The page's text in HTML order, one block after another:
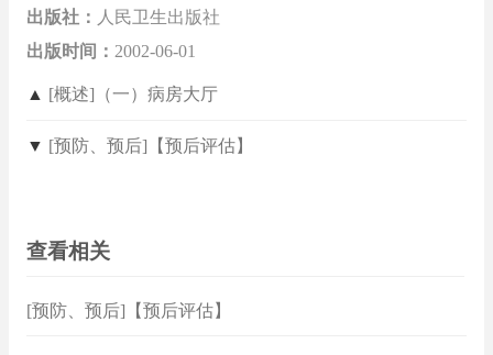
出版社： 人民卫生出版社
出版时间： 2002-06-01
▲ [概述]（一）病房大厅
▼ [预防、预后]【预后评估】
查看相关
[预防、预后]【预后评估】